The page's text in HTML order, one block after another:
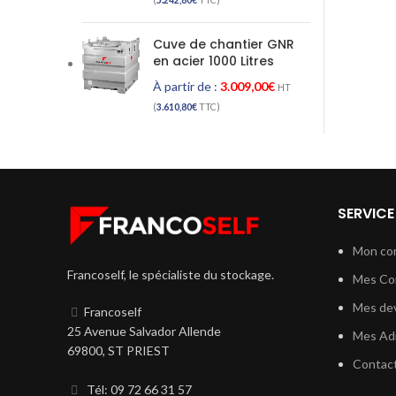
Cuve de chantier GNR
en acier 1000 Litres
À partir de : 3.009,00€ HT
(3.610,80€TTC)
Francoself, le spécialiste du stockage.
Francoself
25 Avenue Salvador Allende
69800, ST PRIEST
Tél: 09 72 66 31 57
Mon
Mes
Mes
Mes